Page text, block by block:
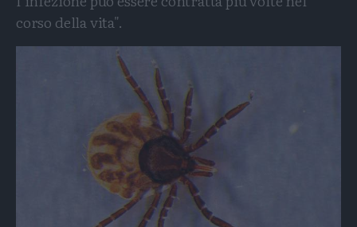
corso della vita".